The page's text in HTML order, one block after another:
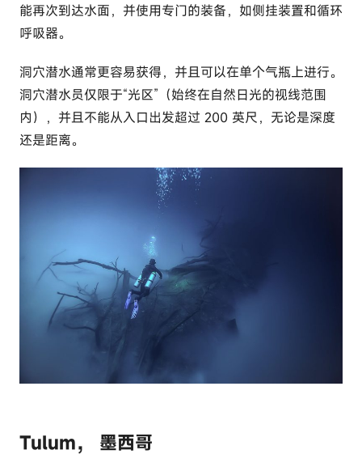
能再次到达水面，并使用专门的装备，如侧挂装置和循环
呼吸器。
洞穴潜水通常更容易获得，并且可以在单个气瓶上进行。
洞穴潜水员仅限于“光区”（始终在自然日光的视线范围
内），并且不能从入口出发超过 200 英尺，无论是深度
还是距离。
Tulum， 墨西哥